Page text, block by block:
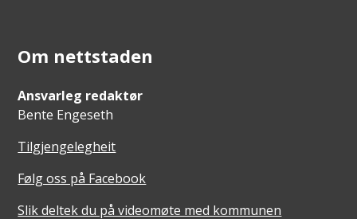
Om nettstaden
Ansvarleg redaktør
Bente Engeseth
Tilgjengelegheit
Følg oss på Facebook
Slik deltek du på videomøte med kommunen